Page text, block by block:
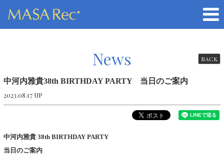
News BACK
中河内雅貴38th BIRTHDAY PARTY 当日のご案内
2023.08.17 UP
中河内雅貴 38th BIRTHDAY PARTY
当日のご案内